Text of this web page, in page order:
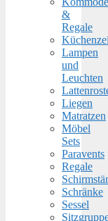
&
Regale
Lampen
und
Leuchten
Liegen
Matratzen
Möbel
Sets
Paravents
Regale
Schränke
Sessel